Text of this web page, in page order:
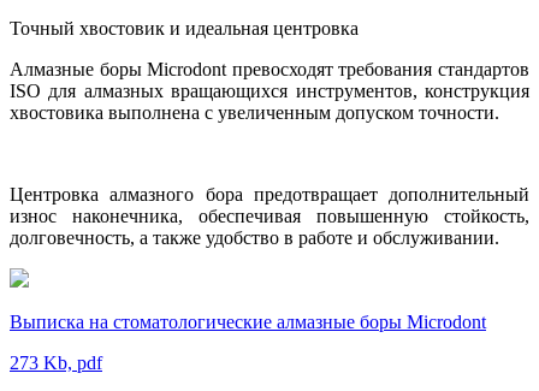
Точный хвостовик и идеальная центровка
Алмазные боры Microdont превосходят требования стандартов
ISO для алмазных вращающихся инструментов, конструкция
хвостовика выполнена с увеличенным допуском точности.
Центровка алмазного бора предотвращает дополнительный
износ наконечника, обеспечивая повышенную стойкость,
долговечность, а также удобство в работе и обслуживании.
Выписка на стоматологические алмазные боры Microdont
273 Kb, pdf